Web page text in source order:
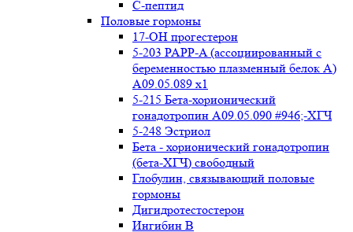
С-пептид
Половые гормоны
17-ОН прогестерон
5-203 PAPP-A (ассоциированный с
беременностью плазменный белок А)
А09.05.089 x1
5-215 Бета-хорионический
гонадотропин А09.05.090 #946;-ХГЧ
5-248 Эстриол
Бета - хорионический гонадотропин
(бета-ХГЧ) свободный
Глобулин, связывающий половые
гормоны
Дигидротестостерон
Ингибин В